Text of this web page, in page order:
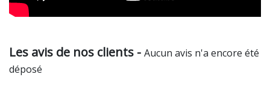
Les avis de nos clients - Aucun avis n'a encore été
déposé